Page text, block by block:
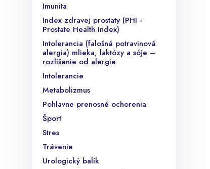
Imunita
Index zdravej prostaty (PHI -
Prostate Health Index)
Intolerancia (falošná potravinová
alergia) mlieka, laktózy a sóje –
rozlíšenie od alergie
Intolerancie
Metabolizmus
Pohlavne prenosné ochorenia
Šport
Stres
Trávenie
Urologický balík